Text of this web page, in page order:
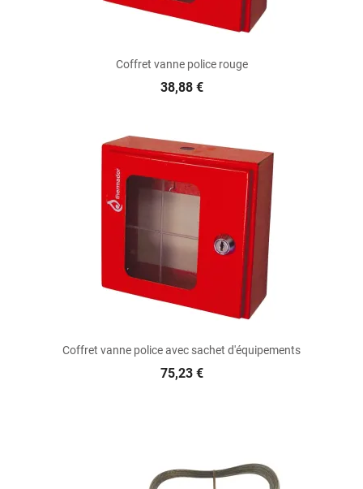
Coffret vanne police rouge
38,88 €
Coffret vanne police avec sachet d'équipements
75,23 €